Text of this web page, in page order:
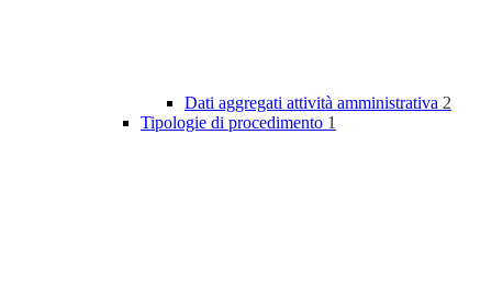
Dati aggregati attività amministrativa 2
Tipologie di procedimento 1